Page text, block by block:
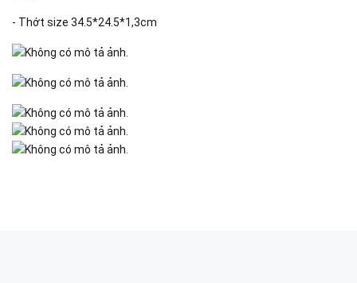
- Thớt size 34.5*24.5*1,3cm